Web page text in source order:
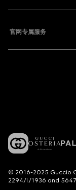
官网专属服务
© 2016-2025 Guccio
2294/I/1936 and